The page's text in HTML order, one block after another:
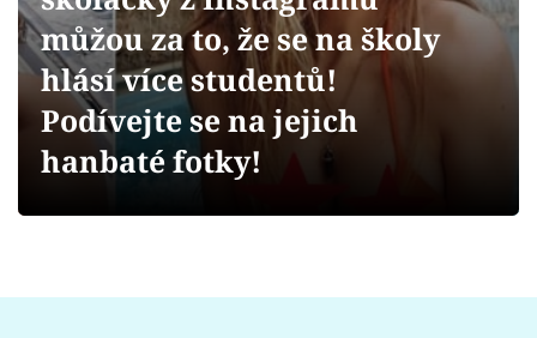
Videa
Sledujte prima+
můžou za to, že se na školy
hlásí více studentů!
Podívejte se na jejich
hanbaté fotky!